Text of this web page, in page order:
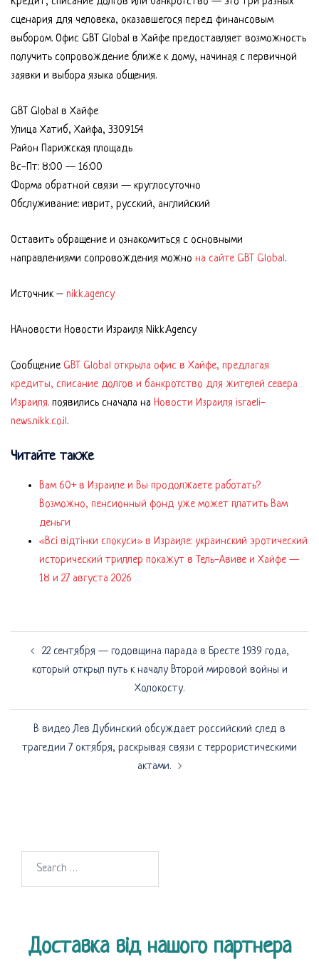
сценария для человека, оказавшегося перед финансовым
выбором. Офис GBT Global в Хайфе предоставляет возможность
получить сопровождение ближе к дому, начиная с первичной
заявки и выбора языка общения.
GBT Global в Хайфе
Улица Хатиб, Хайфа, 3309154
Район Парижская площадь
Вс-Пт: 8:00 — 16:00
Форма обратной связи — круглосуточно
Обслуживание: иврит, русский, английский
Оставить обращение и ознакомиться с основными
направлениями сопровождения можно на сайте GBT Global.
Источник – nikk.agency
НАновости Новости Израиля Nikk.Agency
Сообщение GBT Global открыла офис в Хайфе, предлагая
кредиты, списание долгов и банкротство для жителей севера
Израиля. появились сначала на Новости Израиля israeli-
news.nikk.co.il.
Читайте также
Вам 60+ в Израиле и Вы продолжаете работать?
Возможно, пенсионный фонд уже может платить Вам
деньги
«Всі відтінки спокуси» в Израиле: украинский эротический
исторический триллер покажут в Тель-Авиве и Хайфе —
18 и 27 августа 2026
записям
22 сентября — годовщина парада в Бресте 1939 года,
который открыл путь к началу Второй мировой войны и
Холокосту.
В видео Лев Дубинский обсуждает российский след в
трагедии 7 октября, раскрывая связи с террористическими
актами.
Доставка від нашого партнера